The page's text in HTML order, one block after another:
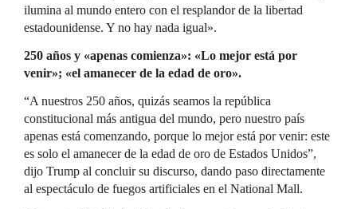
ilumina al mundo entero con el resplandor de la libertad
estadounidense. Y no hay nada igual».
250 años y «apenas comienza»: «Lo mejor está por
venir»; «el amanecer de la edad de oro».
“A nuestros 250 años, quizás seamos la república
constitucional más antigua del mundo, pero nuestro país
apenas está comenzando, porque lo mejor está por venir: este
es solo el amanecer de la edad de oro de Estados Unidos”,
dijo Trump al concluir su discurso, dando paso directamente
al espectáculo de fuegos artificiales en el National Mall.